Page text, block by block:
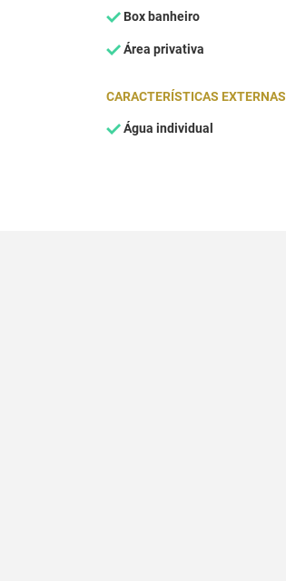
Box banheiro
Área privativa
CARACTERÍSTICAS EXTERNAS
Água individual